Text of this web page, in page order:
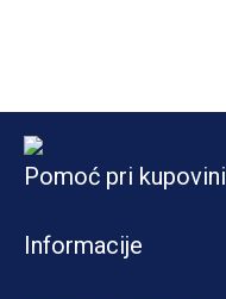
Pomoć pri kupovini
Informacije